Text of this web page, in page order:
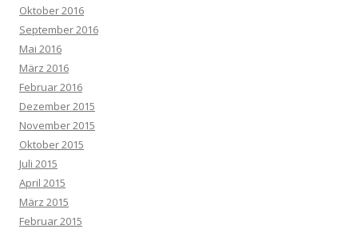
Oktober 2016
September 2016
Mai 2016
März 2016
Februar 2016
Dezember 2015
November 2015
Oktober 2015
Juli 2015
April 2015
März 2015
Februar 2015